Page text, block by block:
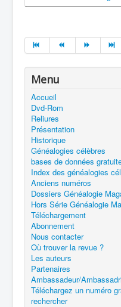
Menu
Accueil
Dvd-Rom
Reliures
Présentation
Historique
Généalogies célèbres
bases de données
Index des généalogies
Anciens numéros
Dossiers Généalogie
Hors Série Généalogie
Téléchargement
Abonnement
Nous contacter
Où trouver la revue ?
Les auteurs
Partenaires
Ambassadeur/
Téléchargez un numéro
rechercher